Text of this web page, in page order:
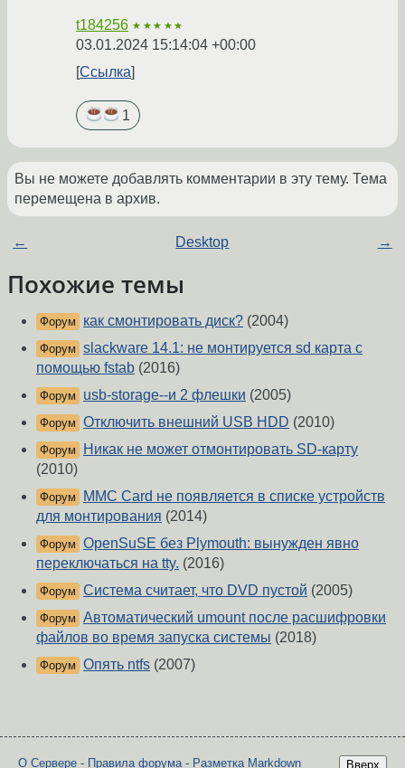
t184256 ★★★★★
03.01.2024 15:14:04 +00:00
Ссылка
1
Вы не можете добавлять комментарии в эту тему. Тема
перемещена в архив.
← Desktop →
Похожие темы
Форум как смонтировать диск? (2004)
Форум slackware 14.1: не монтируется sd карта с
помощью fstab (2016)
Форум usb-storage--и 2 флешки (2005)
Форум Отключить внешний USB HDD (2010)
Форум
Никак не может отмонтировать SD-карту
(2010)
Форум
MMC Card не появляется в списке устройств
для монтирования (2014)
Форум OpenSuSE без Plymouth: вынужден явно
переключаться на tty. (2016)
Форум Система считает, что DVD пустой (2005)
Форум Автоматический umount после расшифровки
файлов во время запуска системы (2018)
Форум Опять ntfs (2007)
Вверх
О Сервере - Правила форума - Разметка Markdown